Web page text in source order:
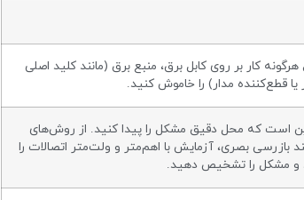
کار بر روی کابل برق، منبع برق (مانند کلید اصلی
یا قطع‌کننده مدار) را خاموش کنید.
است که محل دقیق مشکل را پیدا کنید. از روش‌های
بازرسی بصری، آزمایش با اهم‌متر و ولت‌متر اتصالات را
و مشکل را تشخیص دهید.